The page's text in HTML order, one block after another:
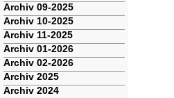
Archiv 09-2025
Archiv 10-2025
Archiv 11-2025
Archiv 01-2026
Archiv 02-2026
Archiv 2025
Archiv 2024